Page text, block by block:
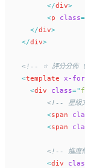
</div>
<p class=
</div>
</div>
<!-- ⭐ 評分分佈 (
<template x-for
<div class="
<!-- 星級
<span
<span
<!-- 進度
<div